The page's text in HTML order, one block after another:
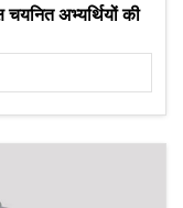
चयनित अभ्यर्थियों की